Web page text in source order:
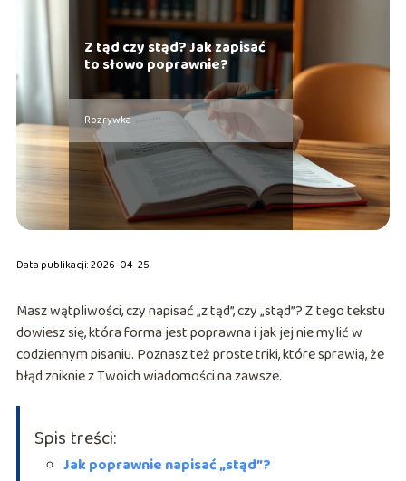
Z tąd czy stąd? Jak zapisać
to słowo poprawnie?
Rozrywka
Data publikacji: 2026-04-25
Masz wątpliwości, czy napisać „z tąd”, czy „stąd”? Z tego tekstu
dowiesz się, która forma jest poprawna i jak jej nie mylić w
codziennym pisaniu. Poznasz też proste triki, które sprawią, że
błąd zniknie z Twoich wiadomości na zawsze.
Spis treści:
Jak poprawnie napisać „stąd”?